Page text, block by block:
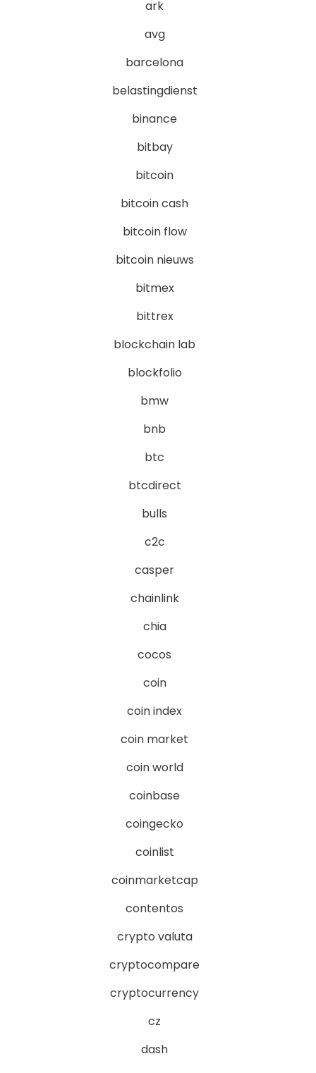
ark
avg
barcelona
belastingdienst
binance
bitbay
bitcoin
bitcoin cash
bitcoin flow
bitcoin nieuws
bitmex
bittrex
blockchain lab
blockfolio
bmw
bnb
btc
btcdirect
bulls
c2c
casper
chainlink
chia
cocos
coin
coin index
coin market
coin world
coinbase
coingecko
coinlist
coinmarketcap
contentos
crypto valuta
cryptocompare
cryptocurrency
cz
dash